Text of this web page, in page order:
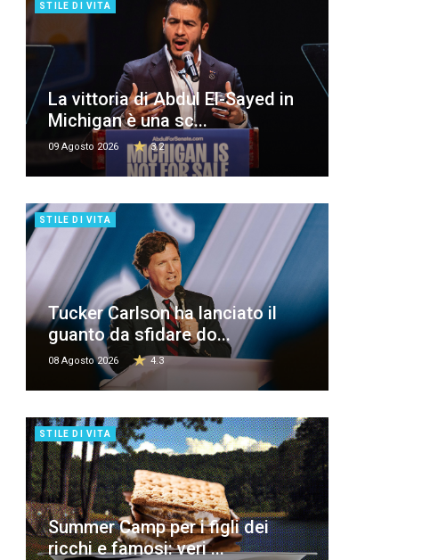
STILE DI VITA
La vittoria di Abdul El-Sayed in
Michigan è una sc...
09 Agosto 2026 3.2
STILE DI VITA
Tucker Carlson ha lanciato il
guanto da sfidare do...
08 Agosto 2026 4.3
STILE DI VITA
Summer Camp per i figli dei
ricchi e famosi: veri ...